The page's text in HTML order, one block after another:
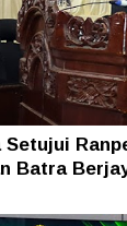
Setujui
Batra